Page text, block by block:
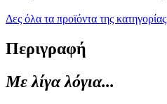
Δες όλα τα προϊόντα της κατηγορίας
Περιγραφή
Με λίγα λόγια...